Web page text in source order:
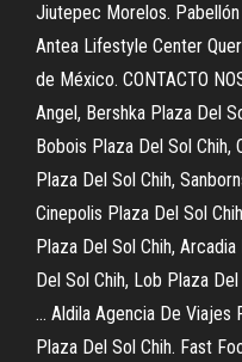
Jiutepec Morelos.
Antea Lifestyle Center
de México. CONTACTO
Angel, Bershka Plaza Del
Bobois Plaza Del Sol Chih,
Plaza Del Sol Chih,
Cinepolis Plaza Del Sol
Plaza Del Sol Chih,
Del Sol Chih, Lob Plaza
… Aldila Agencia De Viajes
Plaza Del Sol Chih. Fast